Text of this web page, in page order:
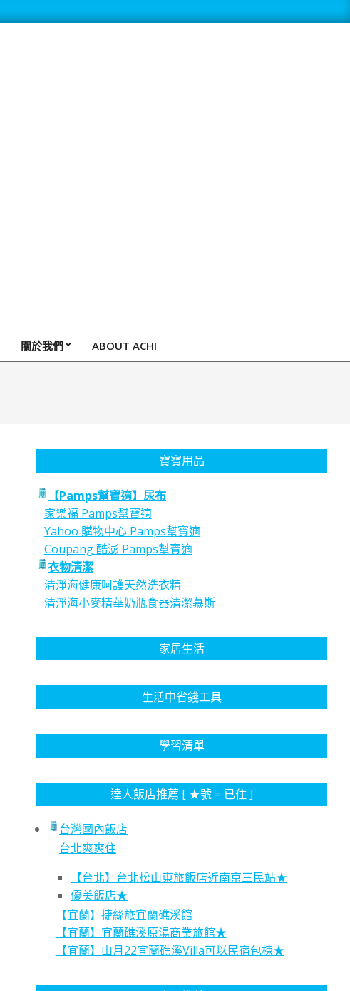
關於我們 ABOUT ACHI
寶寶用品
【Pamps幫寶適】尿布
家樂福 Pamps幫寶適
Yahoo 購物中心 Pamps幫寶適
Coupang 酷澎 Pamps幫寶適
衣物清潔
清淨海健康呵護天然洗衣精
清淨海小麥精華奶瓶食器清潔慕斯
家居生活
生活中省錢工具
學習清單
達人飯店推薦 [ ★號 = 已住 ]
台灣國內飯店
台北爽爽住
【台北】台北松山東旅飯店近南京三民站★
優美飯店★
【宜蘭】捷絲旅宜蘭礁溪館
【宜蘭】宜蘭礁溪原湯商業旅館★
【宜蘭】山月22宜蘭礁溪Villa可以民宿包棟★